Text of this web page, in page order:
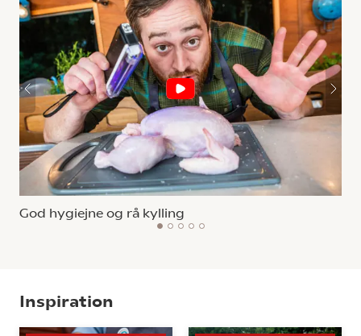
God hygiejne og rå kylling
1 2 3 4 5
Inspiration